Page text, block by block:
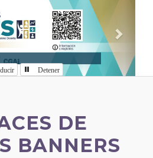
Detener
DE
BANNERS